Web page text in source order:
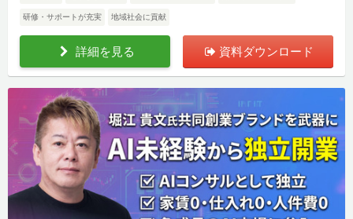
研修・サポートが充実 地域社会に貢献
詳細を見る 資料ダウンロード